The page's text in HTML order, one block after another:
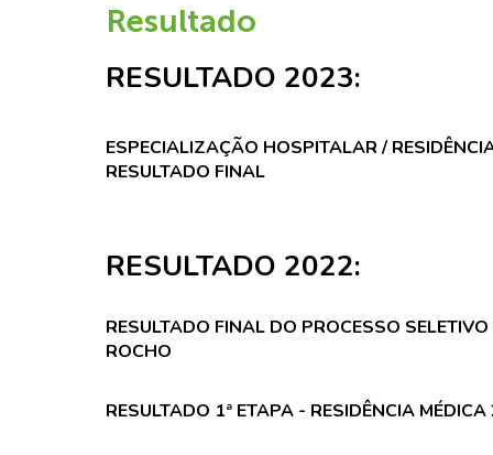
Resultado
RESULTADO 2023:
ESPECIALIZAÇÃO HOSPITALAR /
RESULTADO FINAL
RESULTADO 2022:
RESULTADO FINAL DO PROCESSO
ROCHO
RESULTADO 1ª ETAPA - RESIDÊNCIA